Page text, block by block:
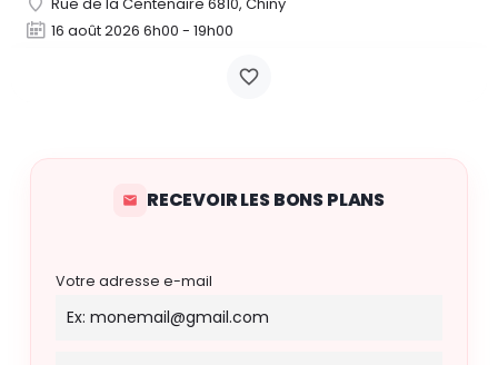
16 août 2026 6h00 - 19h00
RECEVOIR LES BONS PLANS
Votre adresse e-mail